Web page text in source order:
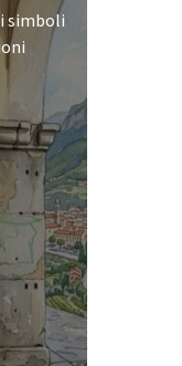
simboli